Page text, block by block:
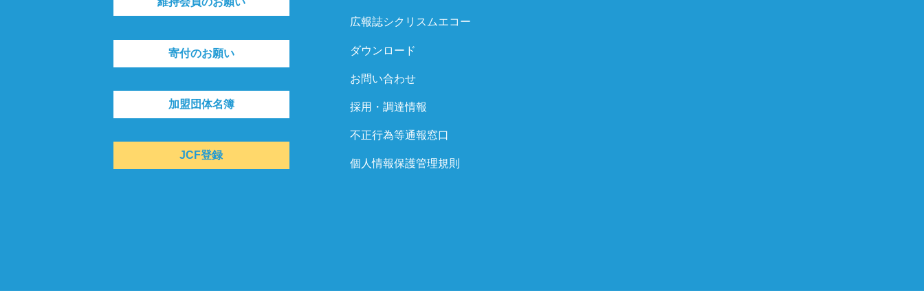
寄付のお願い
加盟団体名簿
JCF登録
広報誌シクリスムエコー
ダウンロード
お問い合わせ
採用・調達情報
不正行為等通報窓口
個人情報保護管理規則